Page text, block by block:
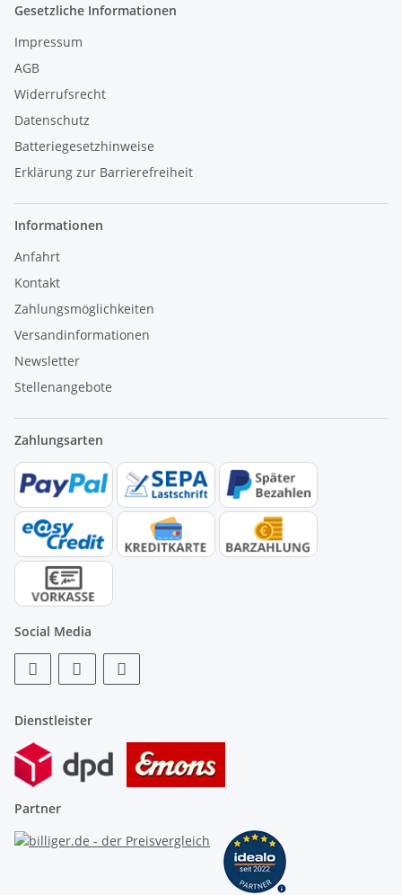
Gesetzliche Informationen
Impressum
AGB
Widerrufsrecht
Datenschutz
Batteriegesetzhinweise
Erklärung zur Barrierefreiheit
Informationen
Anfahrt
Kontakt
Zahlungsmöglichkeiten
Versandinformationen
Newsletter
Stellenangebote
Zahlungsarten
Social Media
Dienstleister
Partner